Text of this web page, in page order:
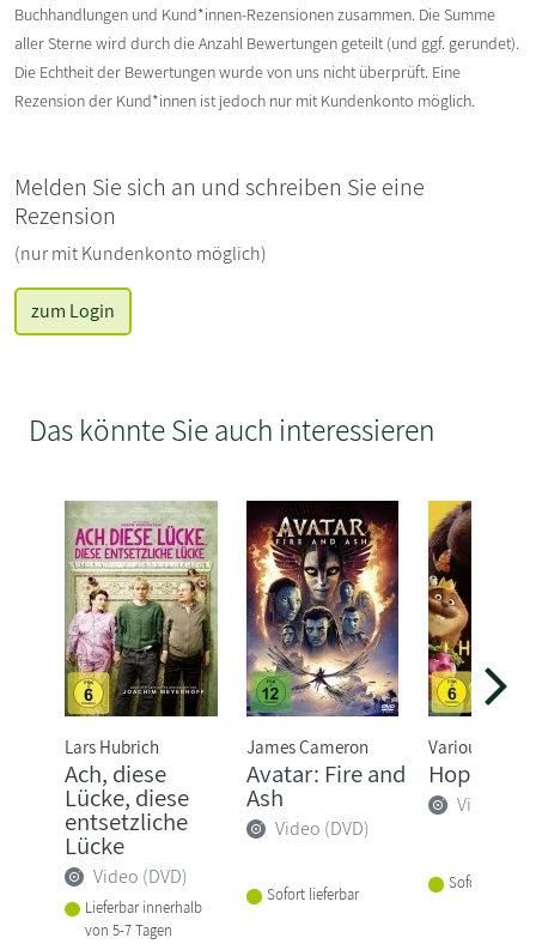
Buchhandlungen und Kund*innen-Rezensionen zusammen. Die Summe
aller Sterne wird durch die Anzahl Bewertungen geteilt (und ggf. gerundet).
Die Echtheit der Bewertungen wurde von uns nicht überprüft. Eine
Rezension der Kund*innen ist jedoch nur mit Kundenkonto möglich.
Melden Sie sich an und schreiben Sie eine
Rezension
(nur mit Kundenkonto möglich)
zum Login
Das könnte Sie auch interessieren
Lars Hubrich
Ach, diese
Lücke, diese
entsetzliche
Lücke
Video (DVD)
Lieferbar innerhalb
von 5-7 Tagen
James Cameron
Avatar: Fire and
Ash
Video (DVD)
Sofort lieferbar
Various
Hoppers
Video
Sofort